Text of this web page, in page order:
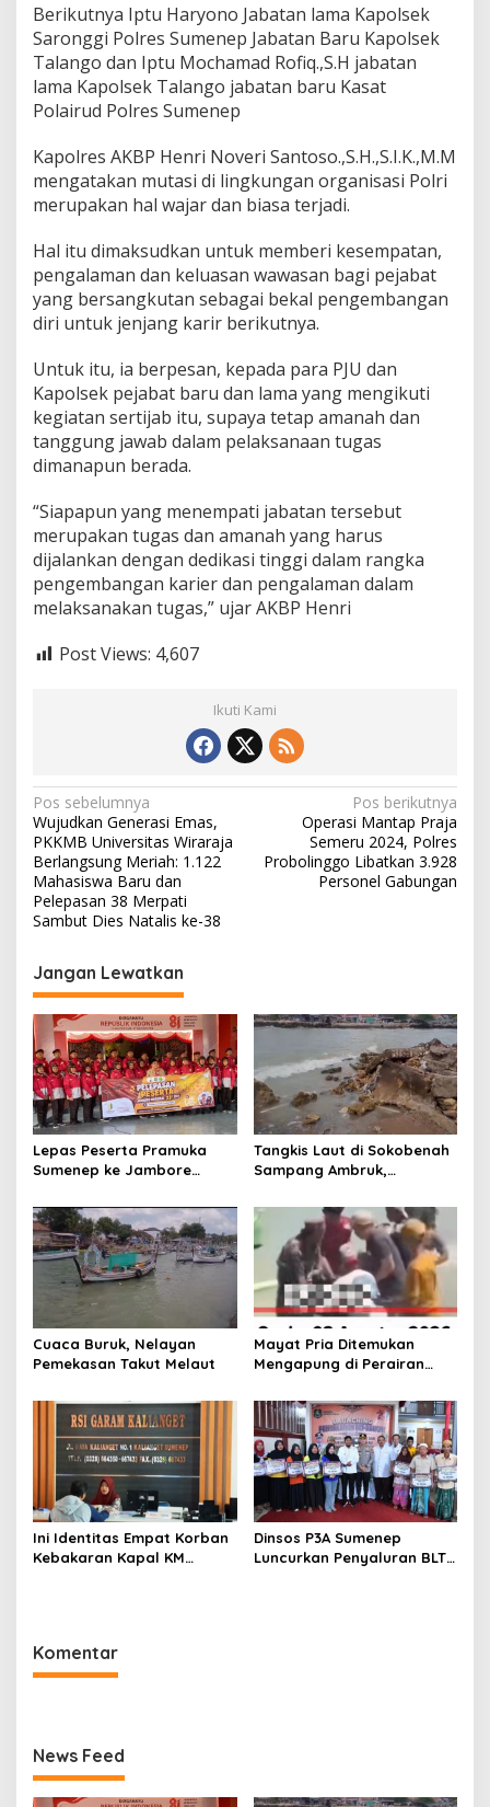
Berikutnya Iptu Haryono Jabatan lama Kapolsek
Saronggi Polres Sumenep Jabatan Baru Kapolsek
Talango dan Iptu Mochamad Rofiq.,S.H jabatan
lama Kapolsek Talango jabatan baru Kasat
Polairud Polres Sumenep
Kapolres AKBP Henri Noveri Santoso.,S.H.,S.I.K.,M.M
mengatakan mutasi di lingkungan organisasi Polri
merupakan hal wajar dan biasa terjadi.
Hal itu dimaksudkan untuk memberi kesempatan,
pengalaman dan keluasan wawasan bagi pejabat
yang bersangkutan sebagai bekal pengembangan
diri untuk jenjang karir berikutnya.
Untuk itu, ia berpesan, kepada para PJU dan
Kapolsek pejabat baru dan lama yang mengikuti
kegiatan sertijab itu, supaya tetap amanah dan
tanggung jawab dalam pelaksanaan tugas
dimanapun berada.
“Siapapun yang menempati jabatan tersebut
merupakan tugas dan amanah yang harus
dijalankan dengan dedikasi tinggi dalam rangka
pengembangan karier dan pengalaman dalam
melaksanakan tugas,” ujar AKBP Henri
Post Views: 4,607
Ikuti Kami
N
a
v
i
g
a
s
i
p
o
s
Pos sebelumnya
Wujudkan Generasi Emas,
PKKMB Universitas Wiraraja
Berlangsung Meriah: 1.122
Mahasiswa Baru dan
Pelepasan 38 Merpati
Sambut Dies Natalis ke-38
Pos berikutnya
Operasi Mantap Praja
Semeru 2024, Polres
Probolinggo Libatkan 3.928
Personel Gabungan
Jangan Lewatkan
Lepas Peserta Pramuka
Sumenep ke Jambore
Wabup KH Imam Hasyim
Tangkis Laut di Sokobenah
Sampang Ambruk,
Warga
Cuaca Buruk, Nelayan
Pemekasan Takut Melaut
Mayat Pria Ditemukan
Mengapung di Perairan
Sumenep
Ini Identitas Empat Korban
Kebakaran Kapal KM
Dinsos P3A Sumenep
Luncurkan Penyaluran BLT
Komentar
News Feed